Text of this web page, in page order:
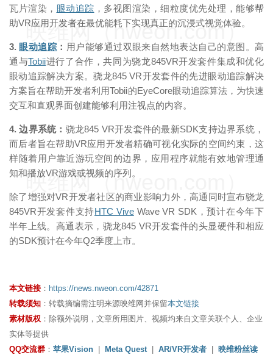
瓦片渲染， 眼动追踪 ，多视图渲染，细粒度优先处理，能够帮
助VR应用开发者在最优能耗下实现真正的沉浸式视觉体验。
3. 眼动追踪 ： 用户能够通过双眼来自然地表达自己的意图。高
通与Tobii进行了合作，共同为骁龙845VR开发套件集成和优化
眼动追踪解决方案。骁龙845 VR开发套件的先进眼动追踪解决
方案旨在帮助开发者利用Tobii的EyeCore眼动追踪算法，为快速
交互和直观界面创建能够利用注视点的内容。
4. 边界系统： 骁龙845 VR开发套件的最新SDK支持边界系统，
而后者旨在帮助VR应用开发者精确可视化实际的空间约束，这
样随着用户靠近游玩空间的边界，应用程序就能有效地管理通
知和播放VR游戏或视频的序列。
除了增强对VR开发者社区的商业影响力外，高通同时宣布骁龙
845VR开发套件支持HTC ViveWave VR SDK，预计在今年下
半年上线。高通表示，骁龙845 VR开发套件的头显硬件和相应
的SDK预计在今年Q2季度上市。
映维网（nweon.com）
映维网（nweon.com）
本文链接 ： https://news.nweon.com/42871
转载须知 ：转载摘编需注明来源映维网并保留本文链接
素材版权 ：除额外说明，文章所用图片、视频均来自文章关联个人、企业
实体等提供
QQ交流群 ： 苹果Vision Meta Quest| AR/VR开发者
映维粉丝读